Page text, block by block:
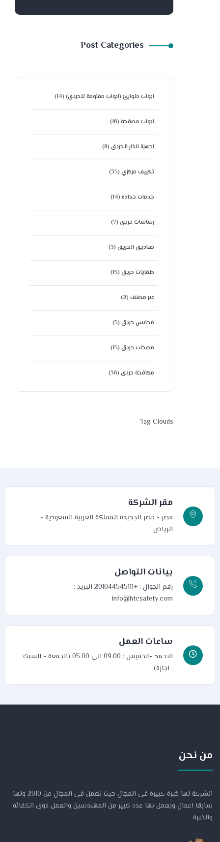
Post Categories
ابواب طوارئ (ابواب مقاومة للحريق) (14)
ابواب مصفحة (16)
اجهزة انذار الحريق (8)
تكييف مركزي (35)
خدمات حداده (14)
رشاشات حريق (7)
صناديق الحريق (3)
طفايات حريق (15)
غير مصنف (2)
محابس حريق (5)
مضخات حريق (15)
مكافحة حريق (36)
Tag Clouds
مقر الشركة
مصر - مصر الجديدة المملكة العربية السعودية -
الرياض
بيانات التواصل
رقم الجوال : +201044545111
البريد :
info@htcsafety.com
ساعات العمل
الاحمد -الخميس : 09.00 الى 05.00 (الجمعة - السبت
: اجازة)
من نحن
الشركة لها خبرة كبيرة فى المجال حيث تعمل فى المجال من 2010 ولها
سابقا اعمال ويعمل بها عدد كبير من المهندسين والعمل ذوى الكفائة
والخبرة